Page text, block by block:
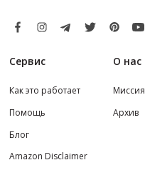
Сервис
Как это работает
Помощь
Блог
Amazon Disclaimer
О нас
Миссия
Архив